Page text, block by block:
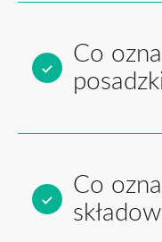
Co
Co